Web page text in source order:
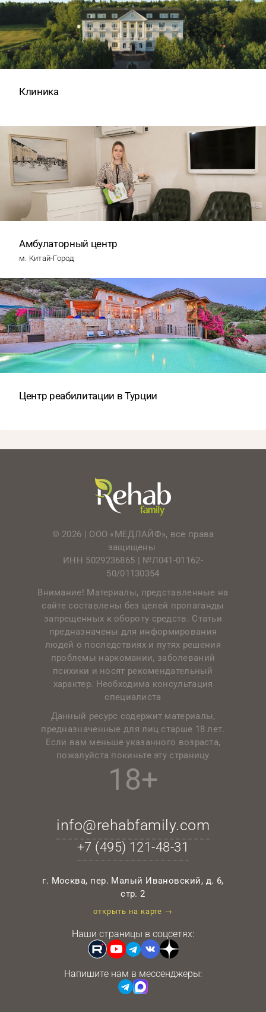
Клиника
Амбулаторный центр
м. Китай-Город
Центр реабилитации в Турции
© 2026 | ООО «МЕДЛАЙФ», все права
защищены
ИНН 5029236865 | №Л041-01162-
50/01130354
Внимание! Материалы, представленные на
сайте составлены без целей пропаганды
запрещенных к обороту средств. Статьи
предназначены для информирования
людей о последствиях и путях решения
проблемы наркомании, заболеваний
психики и носят рекомендательный
характер. Необходима консультация
специалиста
Данный ресурс содержит материалы,
предназначенные для лиц старше 18 лет.
Если вам меньше указанного возраста,
пожалуйста покиньте эту страницу
18+
info@rehabfamily.com
+7 (495) 121-48-31
г. Москва, пер. Малый Ивановский, д. 6,
стр. 2
открыть на карте →
Наши страницы в соцсетях:
Напишите нам в мессенджеры: